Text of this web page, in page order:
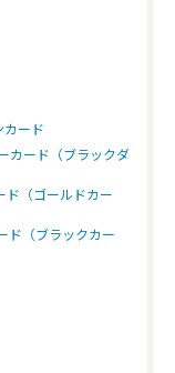
カード
カード（ブラックダ
ド（ゴールドカー
ド（ブラックカー